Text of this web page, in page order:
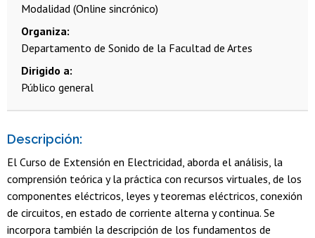
Modalidad (Online sincrónico)
Organiza
Departamento de Sonido de la Facultad de Artes
Dirigido a
Público general
Descripción:
El Curso de Extensión en Electricidad, aborda el análisis, la
comprensión teórica y la práctica con recursos virtuales, de los
componentes eléctricos, leyes y teoremas eléctricos, conexión
de circuitos, en estado de corriente alterna y continua. Se
incorpora también la descripción de los fundamentos de